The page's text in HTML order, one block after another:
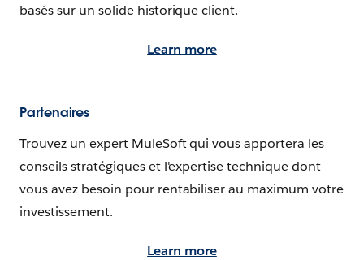
basés sur un solide historique client.
Learn more
Partenaires
Trouvez un expert MuleSoft qui vous apportera les
conseils stratégiques et l'expertise technique dont
vous avez besoin pour rentabiliser au maximum votre
investissement.
Learn more